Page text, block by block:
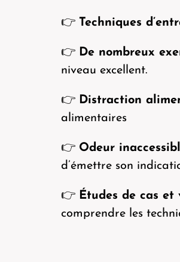
👉 Techniques
👉 De nombreux
niveau excellent.
👉 Distraction
alimentaires
👉 Odeur
d’émettre son
👉 Études de cas et
comprendre les